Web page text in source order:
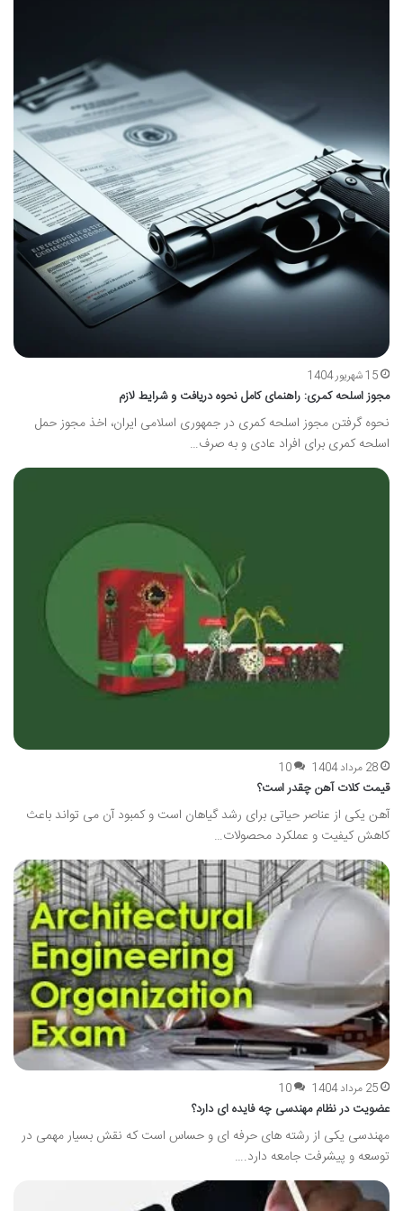
15 شهریور 1404
مجوز اسلحه کمری: راهنمای کامل نحوه دریافت و شرایط لازم
نحوه گرفتن مجوز اسلحه کمری در جمهوری اسلامی ایران، اخذ مجوز حمل
اسلحه کمری برای افراد عادی و به صرف…
28 مرداد 1404 10
قیمت کلات آهن چقدر است؟
آهن یکی از عناصر حیاتی برای رشد گیاهان است و کمبود آن می تواند باعث
کاهش کیفیت و عملکرد محصولات…
25 مرداد 1404 10
عضویت در نظام مهندسی چه فایده ای دارد؟
مهندسی یکی از رشته های حرفه ای و حساس است که نقش بسیار مهمی در
توسعه و پیشرفت جامعه دارد.…